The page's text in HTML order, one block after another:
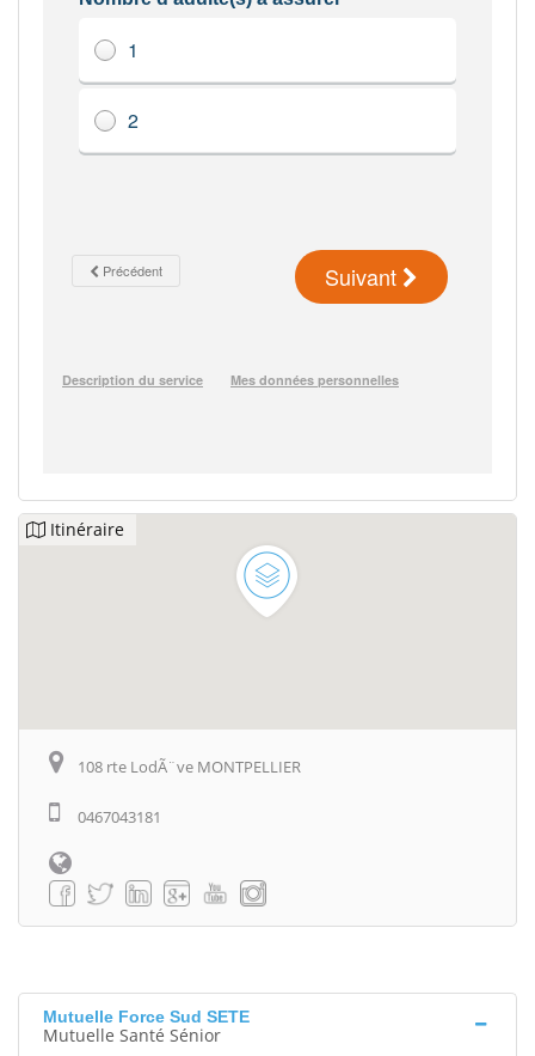
Itinéraire
108 rte LodÃ¨ve MONTPELLIER
0467043181
Mutuelle Force Sud SETE
Mutuelle Santé Sénior